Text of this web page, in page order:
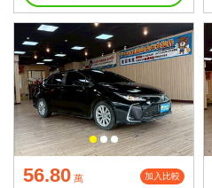
56.80 萬 加入比較